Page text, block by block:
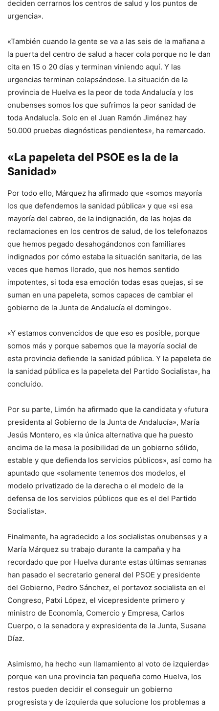
deciden cerrarnos los centros de salud y los puntos de
urgencia».
«También cuando la gente se va a las seis de la mañana a
la puerta del centro de salud a hacer cola porque no le dan
cita en 15 o 20 días y terminan viniendo aquí. Y las
urgencias terminan colapsándose. La situación de la
provincia de Huelva es la peor de toda Andalucía y los
onubenses somos los que sufrimos la peor sanidad de
toda Andalucía. Solo en el Juan Ramón Jiménez hay
50.000 pruebas diagnósticas pendientes», ha remarcado.
«La papeleta del PSOE es la de la
Sanidad»
Por todo ello, Márquez ha afirmado que «somos mayoría
los que defendemos la sanidad pública» y que «si esa
mayoría del cabreo, de la indignación, de las hojas de
reclamaciones en los centros de salud, de los telefonazos
que hemos pegado desahogándonos con familiares
indignados por cómo estaba la situación sanitaria, de las
veces que hemos llorado, que nos hemos sentido
impotentes, si toda esa emoción todas esas quejas, si se
suman en una papeleta, somos capaces de cambiar el
gobierno de la Junta de Andalucía el domingo».
«Y estamos convencidos de que eso es posible, porque
somos más y porque sabemos que la mayoría social de
esta provincia defiende la sanidad pública. Y la papeleta de
la sanidad pública es la papeleta del Partido Socialista», ha
concluido.
Por su parte, Limón ha afirmado que la candidata y «futura
presidenta al Gobierno de la Junta de Andalucía», María
Jesús Montero, es «la única alternativa que ha puesto
encima de la mesa la posibilidad de un gobierno sólido,
estable y que defienda los servicios públicos», así como ha
apuntado que «solamente tenemos dos modelos, el
modelo privatizado de la derecha o el modelo de la
defensa de los servicios públicos que es el del Partido
Socialista».
Finalmente, ha agradecido a los socialistas onubenses y a
María Márquez su trabajo durante la campaña y ha
recordado que por Huelva durante estas últimas semanas
han pasado el secretario general del PSOE y presidente
del Gobierno, Pedro Sánchez, el portavoz socialista en el
Congreso, Patxi López, el vicepresidente primero y
ministro de Economía, Comercio y Empresa, Carlos
Cuerpo, o la senadora y expresidenta de la Junta, Susana
Díaz.
Asimismo, ha hecho «un llamamiento al voto de izquierda»
porque «en una provincia tan pequeña como Huelva, los
restos pueden decidir el conseguir un gobierno
progresista y de izquierda que solucione los problemas a